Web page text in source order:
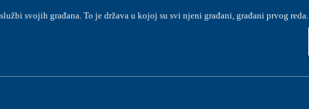
svojih građana. To je država u kojoj su svi njeni građani, građani prvog reda.